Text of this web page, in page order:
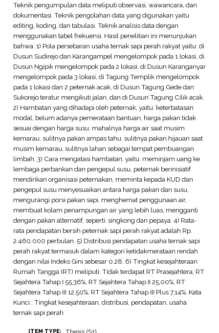
Teknik pengumpulan data meliputi observasi, wawancara, dan
dokumentasi. Teknik pengolahan data yang digunakan yaitu
editing, koding, dan tabulasi. Teknik analisis data dengan
menggunakan tabel frekuensi. Hasil penelitian ini menunjukan
bahwa: 1) Pola persebaran usaha ternak sapi perah rakyat yaitu: di
Dusun Sudirejo dan Karangampel mengelompok pada 1 lokasi, di
Dusun Ngipik mengelompok pada 2 lokasi, di Dusun Karanganyar
mengelompok pada 3 lokasi, di Tagung Templik mengelompok
pada 1 lokasi dan 2 peternak acak, di Dusun Tagung Gede dan
Sukorejo teratur mengikuti jalan, dan di Dusun Tagung Cilik acak.
2) Hambatan yang dihadapi oleh peternak, yaitu: keterbatasan
modal, belum adanya pemerataan bantuan, harga pakan tidak
sesuai dengan harga susu, mahalnya harga air saat musim
kemarau, sulitnya pakan ampas tahu, sulitnya pakan hijauan saat
musim kemarau, sulitnya lahan sebagai tempat pembuangan
limbah. 3) Cara mengatasi hambatan, yaitu: meminjam uang ke
lembaga perbankan dan pengepul susu, peternak berinisiatif
mendirikan organisasi peternakan, meminta kepada KUD dan
pengepul susu menyesuaikan antara harga pakan dan susu,
mengurangi porsi pakan sapi, menghemat penggunaan air,
membuat kolam penampungan air yang lebih luas, mengganti
dengan pakan alternatif, seperti: singkong dan pepaya. 4) Rata-
rata pendapatan bersih peternak sapi perah rakyat adalah Rp.
2.460.000 perbulan. 5) Distribusi pendapatan usaha ternak sapi
perah rakyat termasuk dalam kategori ketidakmerataan rendah
dengan nilai Indeks Gini sebesar 0,28. 6) Tingkat kesejahteraan
Rumah Tangga (RT) meliputi: Tidak terdapat RT Prasejahtera, RT
Sejahtera Tahap I 55,36%, RT Sejahtera Tahap II 25,00%, RT
Sejahtera Tahap III 12,50%, RT Sejahtera Tahap III Plus 7,14%. Kata
Kunci : Tingkat kesejahteraan, distribusi, pendapatan, usaha
ternak sapi perah
ITEM TYPE: